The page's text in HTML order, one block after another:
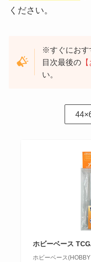
ください。
※すぐにおす
目次最後の
い。
ホビーベース
ホビーベース